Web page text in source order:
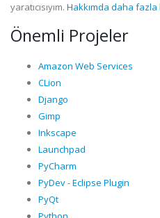
yaratıcısıyım. Hakkımda daha fazla
Önemli Projeler
Amazon Web Services
CLion
Django
Gimp
Inkscape
Launchpad
PyCharm
PyDev - Eclipse Plugin
PyQt